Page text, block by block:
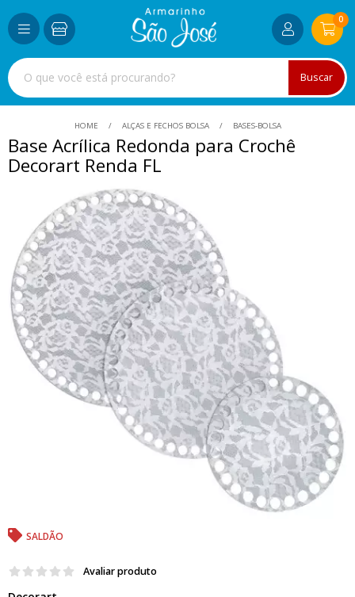
Buscar
0
HOME ALÇAS E FECHOS BOLSA BASES-BOLSA
Base Acrílica Redonda para Crochê
Decorart Renda FL
SALDÃO
Avaliar produto